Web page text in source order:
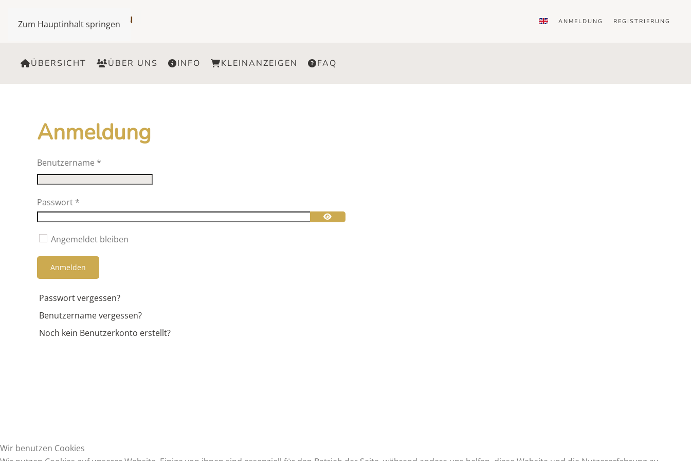
Zum Hauptinhalt springen ANMELDUNG REGISTRIERUNG
ÜBERSICHT ÜBER UNS INFO KLEINANZEIGEN FAQ
Anmeldung
Benutzername *
Passwort *
Passwort anzeigen
Angemeldet bleiben
Anmelden
Passwort vergessen?
Benutzername vergessen?
Noch kein Benutzerkonto erstellt?
Wir benutzen Cookies